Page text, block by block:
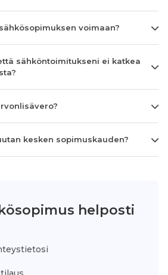
voimaan?
sähköntoimitukseni ei katkea
kesken sopimuskauden?
helposti